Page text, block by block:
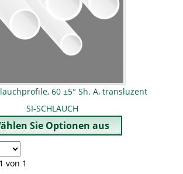
60 ±5° Sh. A, transluzent
SI-SCHLAUCH
von 1